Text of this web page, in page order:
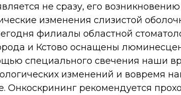
не сразу, его возникновению
изменения слизистой
филиалы областной
и Кстово оснащены
специального свечения наши
изменений и вовремя
Онкоскрининг рекомендуется